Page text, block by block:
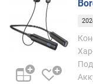
р
п
д
в